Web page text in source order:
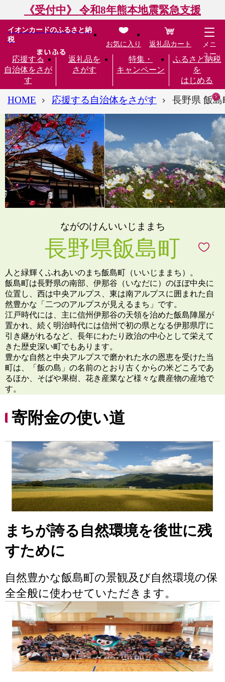
《受付中》 令和8年熊本地震緊急支援
イオンカードのふるさと納
税
応援する
自治体をさが
す
返礼品を
さがす
特集・
キャンペーン
ふるさと納税
を
はじめる
お気に入り 返礼品カート
メニ
ュー
HOME 応援する自治体をさがす 長野県 飯島
ながのけんいいじままち
長野県飯島町
人と緑輝くふれあいのまち飯島町（いいじままち）。
飯島町は長野県の南部、伊那谷（いなだに）のほぼ中央に
位置し、西は中央アルプス、東は南アルプスに囲まれた自
然豊かな「二つのアルプスが見えるまち」です。
江戸時代には、主に信州伊那谷の天領を治めた飯島陣屋が
置かれ、続く明治時代には信州で初の県となる伊那県庁に
引き継がれるなど、長年にわたり政治の中心として栄えて
きた歴史深い町でもあります。
豊かな自然と中央アルプスで磨かれた水の恩恵を受けた当
町は、「飯の島」の名前のとおり古くからの米どころであ
るほか、そばや果樹、花き産業など様々な農産物の産地で
す。
寄附金の使い道
まちが誇る自然環境を後世に残
すために
自然豊かな飯島町の景観及び自然環境の保
全全般に使わせていただきます。